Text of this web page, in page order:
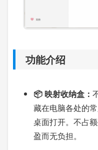
功能介绍
📦 映射收纳盒：
藏在电脑各处的
桌面打开。不占
盈而无负担。